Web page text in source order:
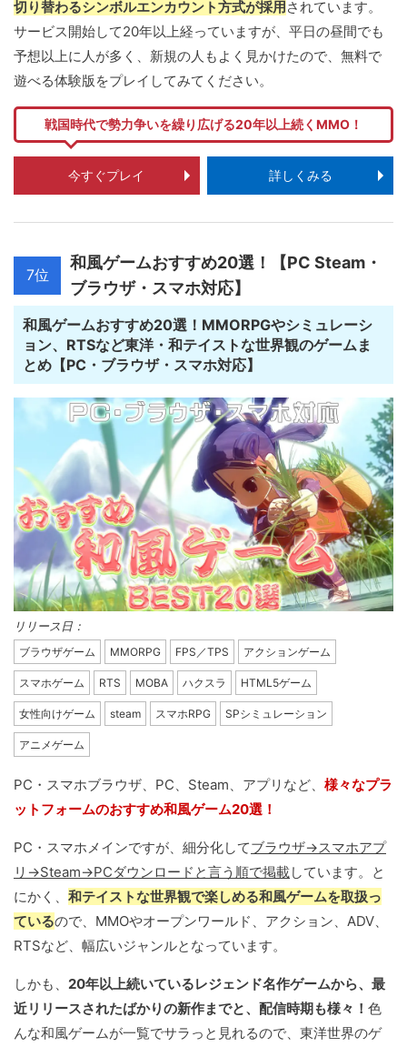
切り替わるシンボルエンカウント方式が採用されています。
サービス開始して20年以上経っていますが、平日の昼間でも
予想以上に人が多く、新規の人もよく見かけたので、無料で
遊べる体験版をプレイしてみてください。
戦国時代で勢力争いを繰り広げる20年以上続くMMO！
今すぐプレイ 詳しくみる
7位
和風ゲームおすすめ20選！【PC Steam・
ブラウザ・スマホ対応】
和風ゲームおすすめ20選！MMORPGやシミュレーシ
ョン、RTSなど東洋・和テイストな世界観のゲームま
とめ【PC・ブラウザ・スマホ対応】
リリース日：
ブラウザゲーム MMORPG FPS／TPS アクションゲーム
スマホゲーム RTS MOBA ハクスラ HTML5ゲーム
女性向けゲーム steam スマホRPG SPシミュレーション
アニメゲーム
PC・スマホブラウザ、PC、Steam、アプリなど、 様々なプラ
ットフォームのおすすめ和風ゲーム20選！
PC・スマホメインですが、細分化してブラウザ→スマホアプ
リ→Steam→PCダウンロードと言う順で掲載しています。と
にかく、 和テイストな世界観で楽しめる和風ゲームを取扱っ
ているので、MMOやオープンワールド、アクション、ADV、
RTSなど、幅広いジャンルとなっています。
しかも、 20年以上続いているレジェンド名作ゲームから、最
近リリースされたばかりの新作までと、配信時期も様々！ 色
んな和風ゲームが一覧でサラっと見れるので、東洋世界のゲ